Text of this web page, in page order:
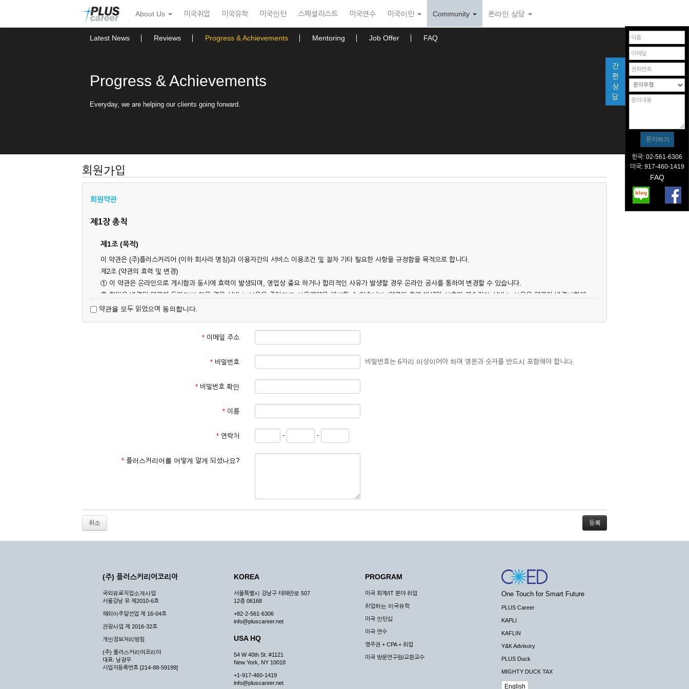
뉴
토
About Us 미국취업 미국유학 미국인턴 스페셜리스트 미국연수 미국이민 Community 온라인 상담
Latest News Reviews Progress & Achievements Mentoring Job Offer FAQ
Progress & Achievements
Everyday, we are helping our clients going forward.
회원가입
회원약관
제1장 총칙
제1조 (목적)
이 약관은 (주)플러스커리어 (이하 회사라 명칭)과 이용자간의 서비스 이용조건 및 절차 기타 필요한 사항을 규정함을 목적으로 합니다.
제2조 (약관의 효력 및 변경)
① 이 약관은 온라인으로 게시함과 동시에 효력이 발생되며, 영업상 중요 하거나 합리적인 사유가 발생할 경우 온라인 공사를 통하여 변경할 수 있습니다.
② 회원은 변경된 약관에 동의하지 않을 경우 서비스 이용을 중단하고 이용계약을 해지할 수 있습니다. 약관의 효력 발생일 이후의 계속적인 서비스 이용은 약관의 변경사항에
대해 동의한 것으로 간주됩니다.
제3조 (약관의 외 준칙)
이 약관에 명시되지 않은 사항은 회사의 공지, 이용안내 및 기타 관계법령의 규정에 따릅니다.
① 서비스 이용계약은 서비스 이용 희망자가 본 약관에 동의한 후 신청자의 실질 정보를 입력하여 회사에 신청하고 회사가 이를 심사, 승낙함으로써 성립하며, 회사는 신청자
② 회원가입시 입력한 ID는 변경할 수 없으며, 회원 1인당 한 개의 ID가 발급됩니다. 부득이한 경우로 인해 변경하고자 하는 경우에는 해당 아이디를 해지하고 재가입해야 합니
③ 회사는 아래의 각 호에 해당하는 이용자에 대하여는 가입을 거절하거나 취소할 수 있으며, 실명으로 등록하지 않은 자의 일체의 권리를 제한할 수 있습니다.
2. 개인정보를 허위로 기재하여 신청할 경우
8. 기타 회사가 정한 제반 사항을 위반하며 신청하는 경우
② 시스템 점검, 교체 및 고장, 기술적인 이유, 국가비상사태, 정전, 서비스 설비의 장애, 서비스 이용의 폭주 등의 정상적인 서비스가 불가능할 경우 회사는 사전 공지나 예고 없
③ 기타 회사는 서비스를 제공할 수 없는 합당한 사유가 발생한 경우
④ 회사는 제 2항 및 제 3항의 사유로 서비스의 제공이 일시적으로 중지됨으로 인해 이용자 또는 제 3자가 입은 손해에 대하여 배상하지 않습니다.
제3장 권리 및 의무
제6조 (회사의 의무)
① 회사는 특별한 사정이 없는 한 이용자가 신청한 후 즉시 서비스를 이용할 수 있도록 하고 계속적, 안정적으로 서비스를 제공할 수 있도록 최선의 노력을 다하여야 합니다.
② 회사는 이용자의 개인 신상 정보를 본인의 승낙 없이 타인에게 누설, 배포하여서는 안됩니다. 다만, 관계법령에 의하여 국가기관 등의 합법적인 요구가 있는 경우에는 해당
약관을 모두 읽었으며 동의합니다.
* 이메일 주소
* 비밀번호 비밀번호는 6자리 이상이어야 하며 영문과 숫자를 반드시 포함해야 합니다.
* 비밀번호 확인
* 이름
* 연락처 - -
* 플러스커리어를 어떻게 알게 되셨나요?
취소
간
편
상
담
한국: 02-561-6306
미국: 917-460-1419
FAQ
(주) 플러스커리어코리아
국외유료직업소개사업
서울강남 유 제2010-6호
해외이주알선업 제 16-04호
관광사업 제 2016-32호
개인정보처리방침
(주) 플러스커리어코리아
대표: 남광우
사업자등록번호 [214-88-59199]
KOREA
서울특별시 강남구 테헤란로 507
12층 06168
+82-2-561-6306
info@pluscareer.net
USA HQ
54 W 40th St. #1121
New York, NY 10018
+1-917-460-1419
info@pluscareer.net
PROGRAM
미국 회계/IT 분야 취업
취업하는 미국유학
미국 인턴십
미국 연수
영주권 + CPA + 취업
미국 방문연구원/교환교수
One Touch for Smart Future
PLUS Career
KAPLI
KAFLIN
Y&K Advisory
PLUS Duck
MIGHTY DUCK TAX
English